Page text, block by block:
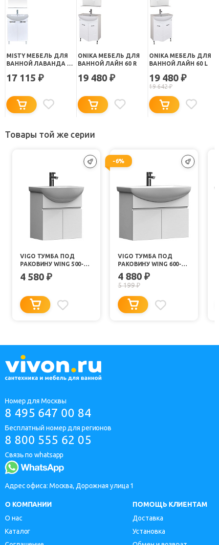
MISTY МЕБЕЛЬ ДЛЯ
ВАННОЙ ЛАВАНДА 60
17 115 ₽
ONIKA МЕБЕЛЬ ДЛЯ
ВАННОЙ ЛАЙН 60 R
19 480 ₽
ONIKA МЕБЕЛЬ ДЛЯ
ВАННОЙ ЛАЙН 60 L
19 480 ₽
19 642₽
Товары той же серии
VIGO ТУМБА ПОД
РАКОВИНУ WING 500-2-
4 580 ₽
-6%
VIGO ТУМБА ПОД
РАКОВИНУ WING 600-2-
0 ПОДВЕСНАЯ БЕЛАЯ
4 880 ₽
5 199₽
Номер для Москвы
8 495 647 00 84
Бесплатный номер для регионов
8 800 555 62 05
Связь по whatsapp
Адрес офиса: Москва, Дорожная улица 1
О КОМПАНИИ
О нас
Каталог
ПОМОЩЬ КЛИЕНТАМ
Доставка
Установка